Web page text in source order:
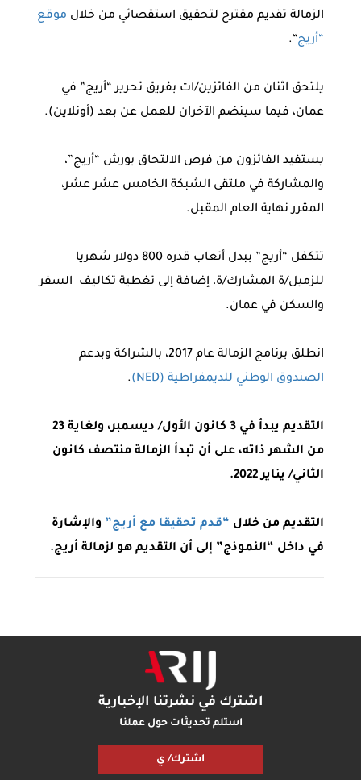
الزمالة تقديم مقترح لتحقيق استقصائي من خلال موقع
“أريج“.
يلتحق اثنان من الفائزين/ات بفريق تحرير “أريج” في
عمان، فيما سينضم الآخران للعمل عن بعد (أونلاين).
يستفيد الفائزون من فرص الالتحاق بورش “أريج”،
والمشاركة في ملتقى الشبكة الخامس عشر عشر،
المقرر نهاية العام المقبل.
تتكفل “أريج” ببدل أتعاب قدره 800 دولار شهريا
للزميل/ة المشارك/ة، إضافة إلى تغطية تكاليف السفر
والسكن في عمان.
انطلق برنامج الزمالة عام 2017، بالشراكة وبدعم
الصندوق الوطني للديمقراطية (NED)
.
التقديم يبدأ في 3 كانون الأول/ ديسمبر، ولغاية 23
من الشهر ذاته، على أن تبدأ الزمالة منتصف كانون
الثاني/ يناير 2022.
التقديم من خلال “قدم تحقيقا مع أريج” والإشارة
في داخل “النموذج” إلى أن التقديم هو لزمالة أريج.
اشترك في نشرتنا الإخبارية
استلم تحديثات حول عملنا
اشترك/ ي